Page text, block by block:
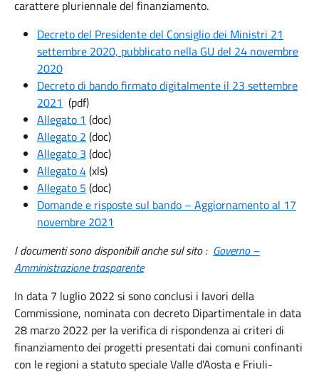
carattere pluriennale del finanziamento.
Decreto del Presidente del Consiglio dei Ministri 21
settembre 2020, pubblicato nella GU del 24 novembre
2020
Decreto di bando firmato digitalmente il 23 settembre
2021 (pdf)
Allegato 1 (doc)
Allegato 2 (doc)
Allegato 3 (doc)
Allegato 4(xls)
Allegato 5 (doc)
Domande e risposte sul bando – Aggiornamento al 17
novembre 2021
I documenti sono disponibili anche sul sito : Governo –
Amministrazione trasparente
In data 7 luglio 2022 si sono conclusi i lavori della
Commissione, nominata con decreto Dipartimentale in data
28 marzo 2022 per la verifica di rispondenza ai criteri di
finanziamento dei progetti presentati dai comuni confinanti
con le regioni a statuto speciale Valle d'Aosta e Friuli-